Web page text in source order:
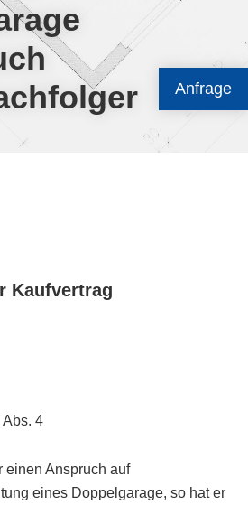
Anfrage
Kaufvertrag
Abs. 4
einen Anspruch auf
eines Doppelgarage, so hat er